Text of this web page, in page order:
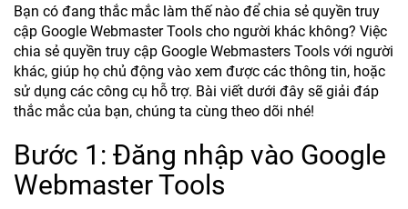
Bạn có đang thắc mắc làm thế nào để chia sẻ quyền truy
cập Google Webmaster Tools cho người khác không? Việc
chia sẻ quyền truy cập Google Webmasters Tools với người
khác, giúp họ chủ động vào xem được các thông tin, hoặc
sử dụng các công cụ hỗ trợ. Bài viết dưới đây sẽ giải đáp
thắc mắc của bạn, chúng ta cùng theo dõi nhé!
Bước 1: Đăng nhập vào Google
Webmaster Tools